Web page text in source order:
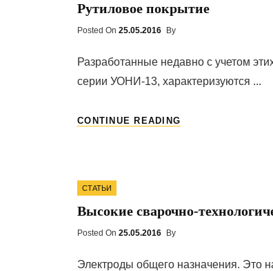
Рутиловое покрытие
Posted On Posted
25.05.2016 By
Разработанные недавно с учетом
серии УОНИ-13, характеризуются ...
CONTINUE READING
Categories
СТАТЬИ
Высокие сварочно-
Posted On Posted
25.05.2016 By
Электроды общего назначения. Это